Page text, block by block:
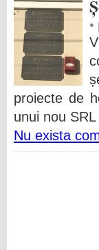
•
proiecte de
unui nou
Nu exista